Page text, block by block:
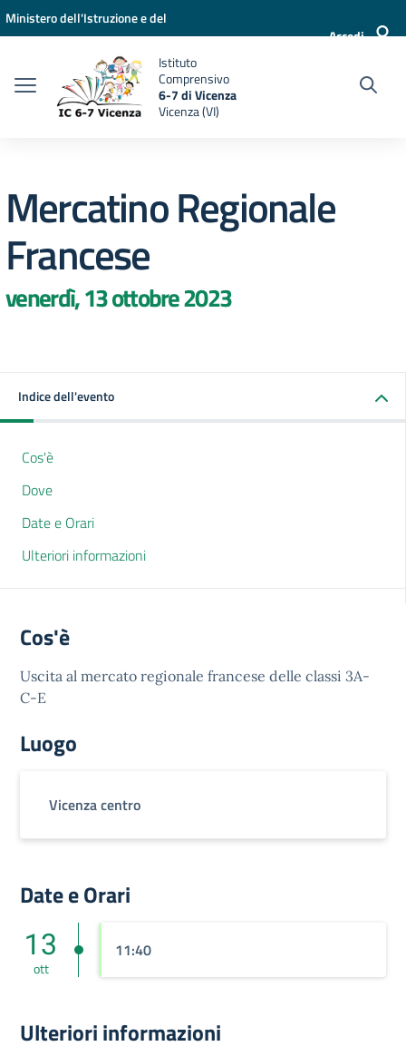
Vai ai contenuti
Vai al menu di navigazione
Vai al footer
Ministero dell'Istruzione e del
Accedi
Istituto
Comprensivo
6-7 di Vicenza
Vicenza (VI)
Mercatino Regionale
Francese
venerdì, 13 ottobre 2023
Indice dell'evento
Cos'è
Dove
Date e Orari
Ulteriori informazioni
Cos'è
Uscita al mercato regionale francese delle classi 3A-
C-E
Luogo
Vicenza centro
Date e Orari
13
ott
11:40
Ulteriori informazioni